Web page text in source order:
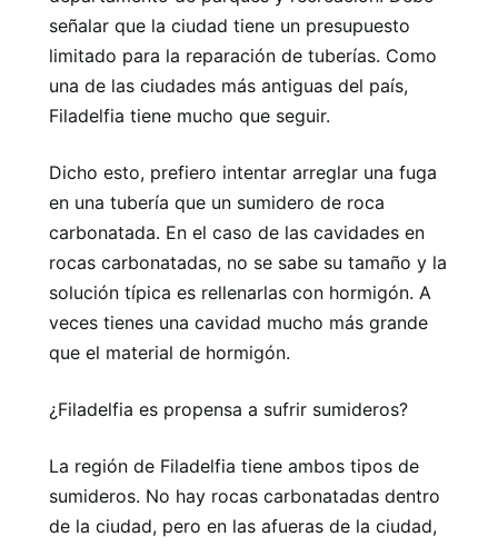
señalar que la ciudad tiene un presupuesto
limitado para la reparación de tuberías. Como
una de las ciudades más antiguas del país,
Filadelfia tiene mucho que seguir.
Dicho esto, prefiero intentar arreglar una fuga
en una tubería que un sumidero de roca
carbonatada. En el caso de las cavidades en
rocas carbonatadas, no se sabe su tamaño y la
solución típica es rellenarlas con hormigón. A
veces tienes una cavidad mucho más grande
que el material de hormigón.
¿Filadelfia es propensa a sufrir sumideros?
La región de Filadelfia tiene ambos tipos de
sumideros. No hay rocas carbonatadas dentro
de la ciudad, pero en las afueras de la ciudad,